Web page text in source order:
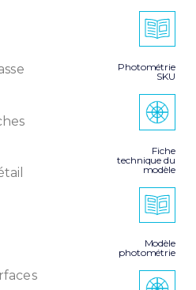
Photométrie
SKU
Fiche
technique du
modèle
Modèle
photométrie